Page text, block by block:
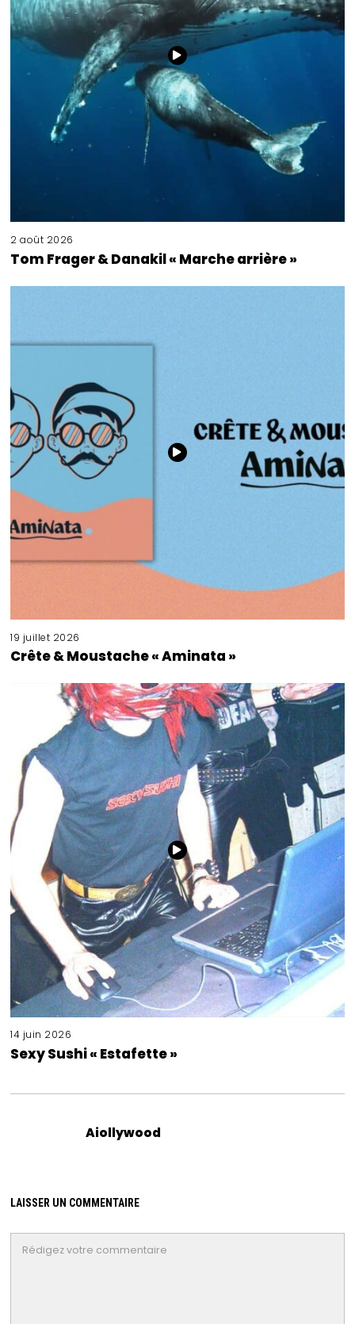
2 août 2026
Tom Frager & Danakil « Marche arrière »
19 juillet 2026
Crête & Moustache « Aminata »
14 juin 2026
Sexy Sushi « Estafette »
Aiollywood
LAISSER UN COMMENTAIRE